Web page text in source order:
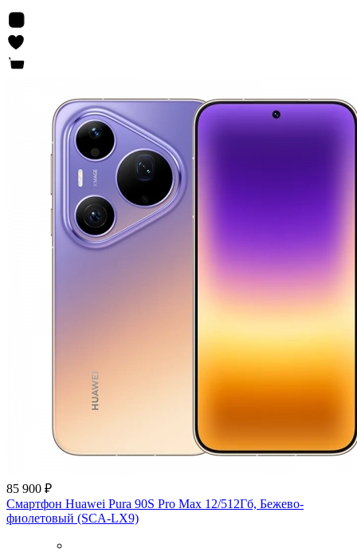
85 900 ₽
Смартфон Huawei Pura 90S Pro Max 12/512Гб, Бежево-
фиолетовый (SCA-LX9)